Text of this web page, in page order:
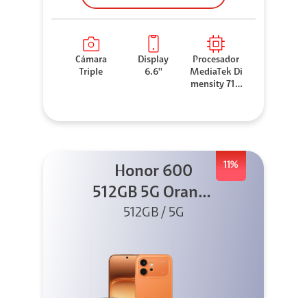
Cámara
Triple
Display
6.6''
Procesador
MediaTek Di
mensity 710
11%
Honor 600
512GB 5G Orange
+ Clip 2
512GB / 5G